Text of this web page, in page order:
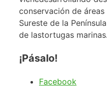
conservación de
Sureste de la
de lastortugas marinas.
¡Pásalo!
Facebook